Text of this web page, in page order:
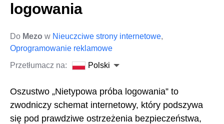
logowania
Do Mezo w Nieuczciwe strony internetowe,
Oprogramowanie reklamowe
Przetłumacz na:
Polski
Oszustwo „Nietypowa próba logowania” to
zwodniczy schemat internetowy, który podszywa
się pod prawdziwe ostrzeżenia bezpieczeństwa,